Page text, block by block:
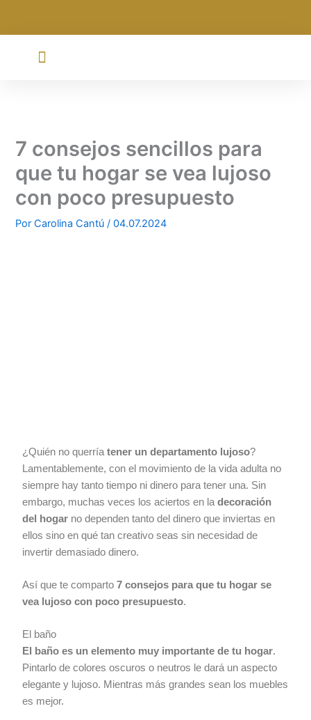
7 consejos sencillos para
que tu hogar se vea lujoso
con poco presupuesto
PorCarolina Cantú/04.07.2024
¿Quién no querríatener un departamento lujoso?
Lamentablemente, con el movimiento de la vida adulta no
siempre hay tanto tiempo ni dinero para tener una. Sin
embargo, muchas veces los aciertos en ladecoración
del hogar no dependen tanto del dinero que inviertas en
ellos sino en qué tan creativo seas sin necesidad de
invertir demasiado dinero.
Así que te comparto7 consejos para que tu hogar se
vea lujoso con poco presupuesto.
El baño
El baño es un elemento muy importante de tu hogar.
Pintarlo de colores oscuros o neutros le dará un aspecto
elegante y lujoso. Mientras más grandes sean los muebles
es mejor.